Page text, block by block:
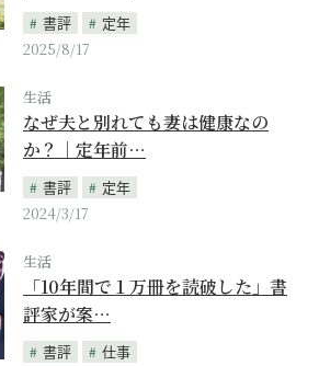
書評
定年
2025/8/17
生活
なぜ夫と別れても妻は健康なの
か？｜定年前…
書評
定年
2024/3/17
生活
「10年間で１万冊を読破した」書
評家が案…
書評
仕事